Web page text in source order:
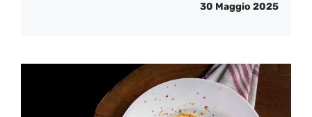
30 Maggio 2025